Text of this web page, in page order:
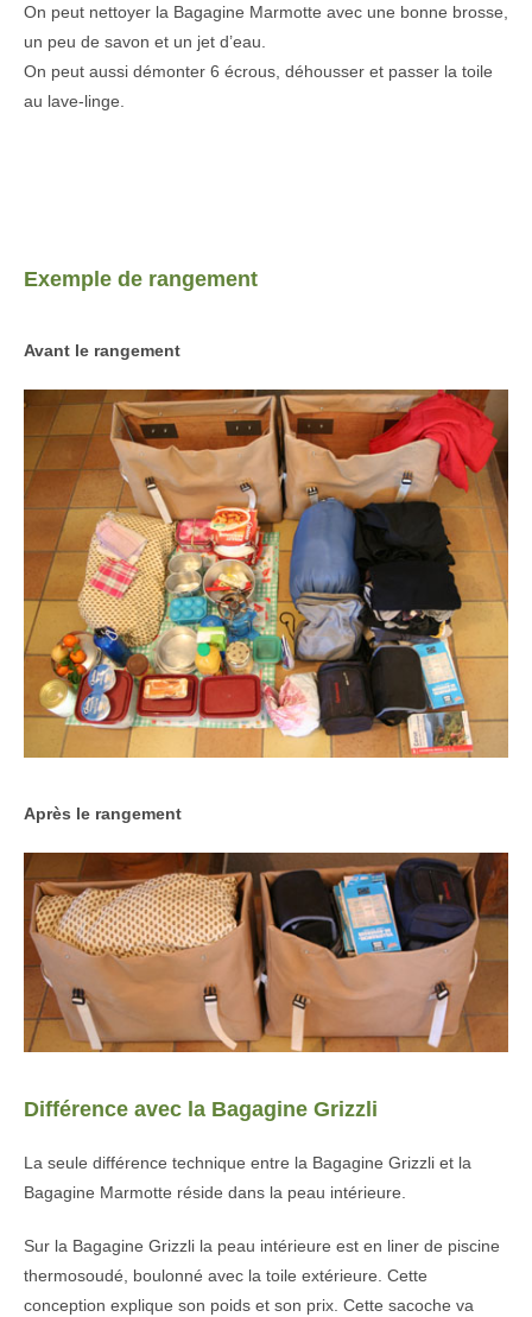
On peut nettoyer la Bagagine Marmotte avec une bonne brosse,
un peu de savon et un jet d’eau.
On peut aussi démonter 6 écrous, déhousser et passer la toile
au lave-linge.
Exemple de rangement
Avant le rangement
Après le rangement
Différence avec la Bagagine Grizzli
La seule différence technique entre la Bagagine Grizzli et la
Bagagine Marmotte réside dans la peau intérieure.
Sur la Bagagine Grizzli la peau intérieure est en liner de piscine
thermosoudé, boulonné avec la toile extérieure. Cette
conception explique son poids et son prix. Cette sacoche va